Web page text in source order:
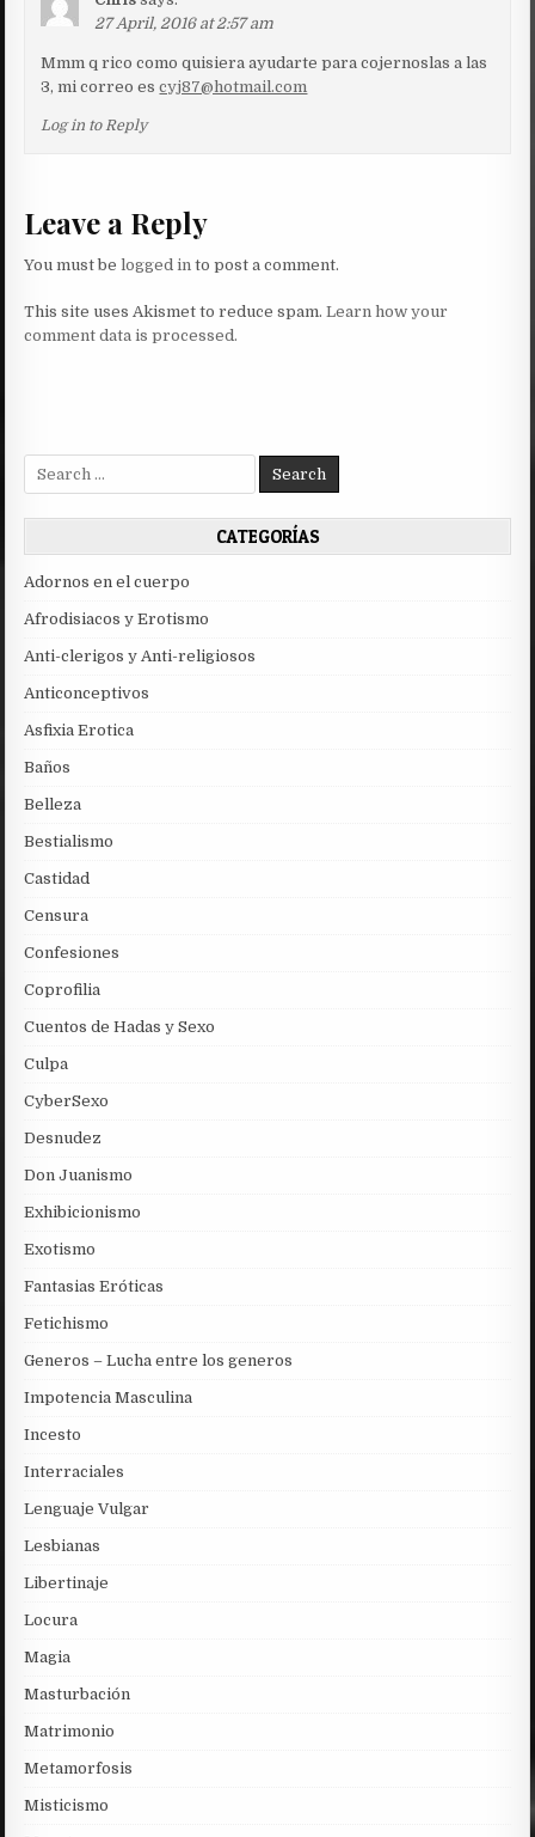
27 April, 2016 at 2:57 am
Mmm q rico como quisiera ayudarte para cojernoslas a las
3, mi correo escyj87@hotmail.com
Log in to Reply
Leave a Reply
You must belogged in to post a comment.
This site uses Akismet to reduce spam.Learn how your
comment data is processed.
Search
for:
CATEGORÍAS
Adornos en el cuerpo
Afrodisiacos y Erotismo
Anti-clerigos y Anti-religiosos
Anticonceptivos
Asfixia Erotica
Baños
Belleza
Bestialismo
Castidad
Censura
Confesiones
Coprofilia
Cuentos de Hadas y Sexo
Culpa
CyberSexo
Desnudez
Don Juanismo
Exhibicionismo
Exotismo
Fantasias Eróticas
Fetichismo
Generos – Lucha entre los generos
Impotencia Masculina
Incesto
Interraciales
Lenguaje Vulgar
Lesbianas
Libertinaje
Locura
Magia
Masturbación
Matrimonio
Metamorfosis
Misticismo